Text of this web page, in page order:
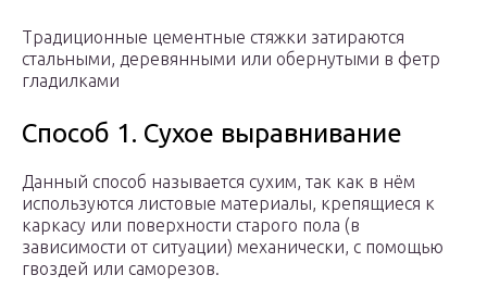
Традиционные цементные стяжки затираются
стальными, деревянными или обернутыми в фетр
гладилками
Способ 1. Сухое выравнивание
Данный способ называется сухим, так как в нём
используются листовые материалы, крепящиеся к
каркасу или поверхности старого пола (в
зависимости от ситуации) механически, с помощью
гвоздей или саморезов.